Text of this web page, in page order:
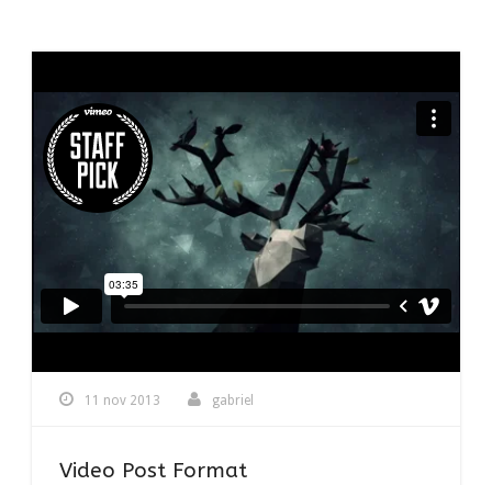
11 nov 2013 gabriel
Video Post Format